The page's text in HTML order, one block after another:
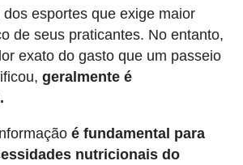
esportes que exige maior
de seus praticantes. No entanto,
exato do gasto que um passeio
geralmente é
é fundamental para
nutricionais do